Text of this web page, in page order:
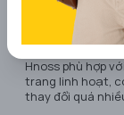
Chất liệu vải
thoáng mát khi
trang phục khác
Hnoss phù hợp
trang linh hoạt,
thay đổi quá